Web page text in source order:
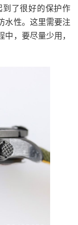
了很好的保护作
水性。这里需要注
，要尽量少用，